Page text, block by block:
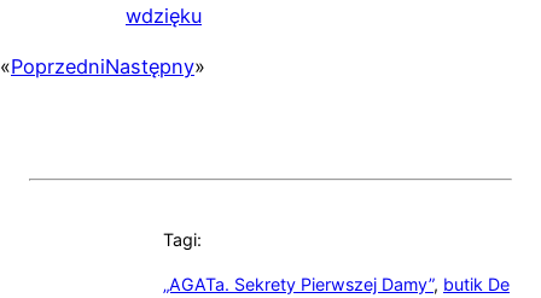
wdzięku
«PoprzedniNastępny»
Tagi:
„AGATa. Sekrety Pierwszej Damy”, butik De